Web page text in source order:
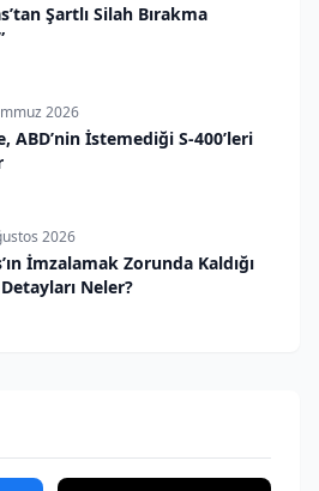
Şartlı Silah Bırakma
2026
ABD’nin İstemediği S-400’leri
2026
İmzalamak Zorunda Kaldığı
Neler?